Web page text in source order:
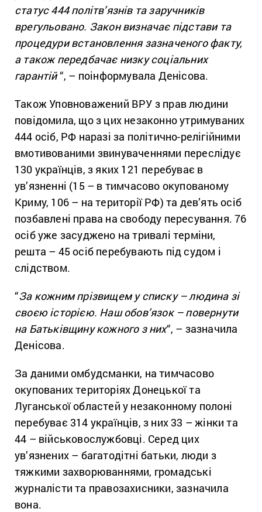
статус 444 політв’язнів та заручників
врегульовано. Закон визначає підстави та
процедури встановлення зазначеного факту,
а також передбачає низку соціальних
гарантій“, – поінформувала Денісова.
Також Уповноважений ВРУ з прав людини
повідомила, що з цих незаконно утримуваних
444 осіб, РФ наразі за політично-релігійними
вмотивованими звинуваченнями переслідує
130 українців, з яких 121 перебуває в
ув’язненні (15 – в тимчасово окупованому
Криму, 106 – на території РФ) та дев’ять осіб
позбавлені права на свободу пересування. 76
осіб уже засуджено на тривалі терміни,
решта – 45 осіб перебувають під судом і
слідством.
“За кожним прізвищем у списку – людина зі
своєю історією. Наш обов’язок – повернути
на Батьківщину кожного з них“, – зазначила
Денісова.
За даними омбудсманки, на тимчасово
окупованих територіях Донецької та
Луганської областей у незаконному полоні
перебуває 314 українців, з них 33 – жінки та
44 – військовослужбовці. Серед цих
ув’язнених – багатодітні батьки, люди з
тяжкими захворюваннями, громадські
журналісти та правозахисники, зазначила
вона.